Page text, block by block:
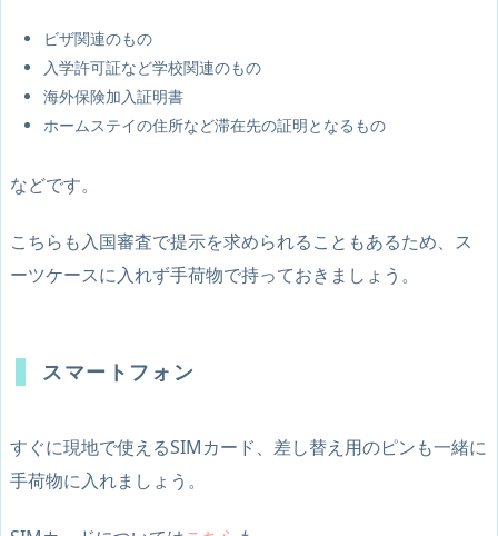
ビザ関連のもの
入学許可証など学校関連のもの
海外保険加入証明書
ホームステイの住所など滞在先の証明となるもの
などです。
こちらも入国審査で提示を求められることもあるため、ス
ーツケースに入れず手荷物で持っておきましょう。
スマートフォン
すぐに現地で使えるSIMカード、差し替え用のピンも一緒に
手荷物に入れましょう。